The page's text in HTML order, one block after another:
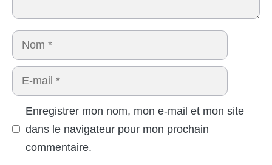
Nom
E-
mail
Enregistrer mon nom, mon e-mail et mon site
dans le navigateur pour mon prochain
commentaire.